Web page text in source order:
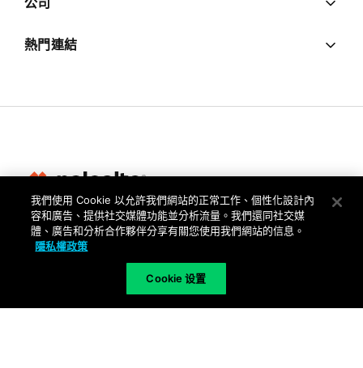
熱門連結
隱私權
信任中心
我們使用 Cookie 以允許我們網站的正常工作、個性化設計內
容和廣告、提供社交媒體功能並分析流量。我們還同社交媒
體、廣告和分析合作夥伴分享有關您使用我們網站的信息。
隱私權政策
Cookie 设置